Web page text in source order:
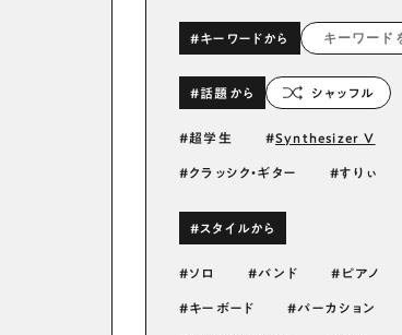
#キーワードから
#話題から シャッフル
超学生 Synthesizer V
クラッシク・ギター すりぃ
#スタイルから
ソロ バンド ピアノ
キーボード パーカション